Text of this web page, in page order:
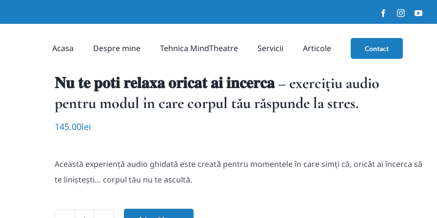
FacebookInstagram
Acasa Despre mine Tehnica MindTheatre Servicii Articole Contact
𝐍𝐮 𝐭𝐞 𝐩𝐨𝐭𝐢 𝐫𝐞𝐥𝐚𝐱𝐚 𝐨𝐫𝐢𝐜𝐚𝐭 𝐚𝐢 𝐢𝐧𝐜𝐞𝐫𝐜𝐚 – exercițiu audio
pentru modul în care corpul tău răspunde la stres.
145.00lei
Această experiență audio ghidată este creată pentru momentele în care simți că, oricât ai încerca să
te liniștești… corpul tău nu te ascultă.